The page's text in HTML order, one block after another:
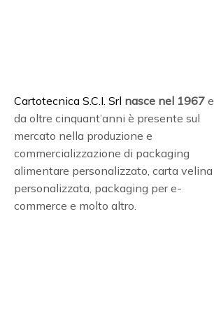
Cartotecnica S.C.I. Srl nasce nel 1967 e
da oltre cinquant’anni è presente sul
mercato nella produzione e
commercializzazione di packaging
alimentare personalizzato, carta velina
personalizzata, packaging per e-
commerce e molto altro.